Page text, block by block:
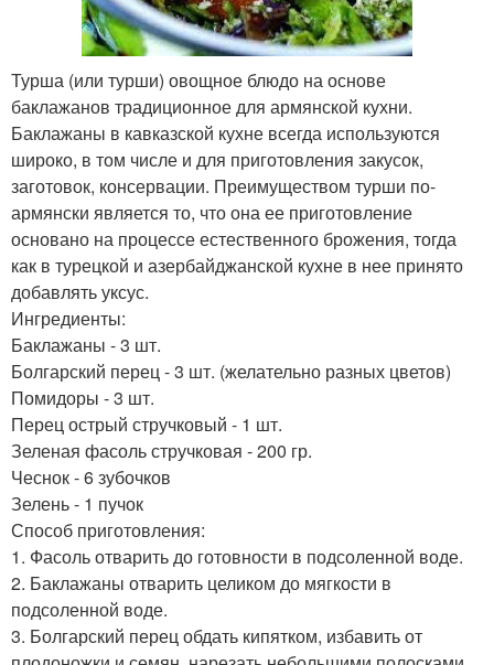
Турша (или турши) овощное блюдо на основе
баклажанов традиционное для армянской кухни.
Баклажаны в кавказской кухне всегда используются
широко, в том числе и для приготовления закусок,
заготовок, консервации. Преимуществом турши по-
армянски является то, что она ее приготовление
основано на процессе естественного брожения, тогда
как в турецкой и азербайджанской кухне в нее принято
добавлять уксус.
Ингредиенты:
Баклажаны - 3 шт.
Болгарский перец - 3 шт. (желательно разных цветов)
Помидоры - 3 шт.
Перец острый стручковый - 1 шт.
Зеленая фасоль стручковая - 200 гр.
Чеснок - 6 зубочков
Зелень - 1 пучок
Способ приготовления:
1. Фасоль отварить до готовности в подсоленной воде.
2. Баклажаны отварить целиком до мягкости в
подсоленной воде.
3. Болгарский перец обдать кипятком, избавить от